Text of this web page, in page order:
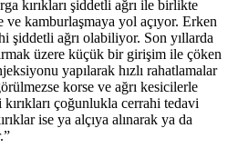
kırıkları şiddetli ağrı ile birlikte
ve kamburlaşmaya yol açıyor. Erken
şiddetli ağrı olabiliyor. Son yıllarda
üzere küçük bir girişim ile çöken
yapılarak hızlı rahatlamalar
korse ve ağrı kesicilerle
çoğunlukla cerrahi tedavi
ise ya alçıya alınarak ya da